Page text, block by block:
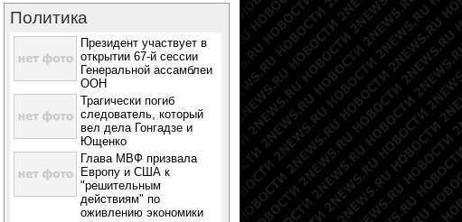
Политика
Президент участвует в
открытии 67-й сессии
Генеральной ассамблеи
ООН
Трагически погиб
следователь, который
вел дела Гонгадзе и
Ющенко
Глава МВФ призвала
Европу и США к
"решительным
действиям" по
оживлению экономики